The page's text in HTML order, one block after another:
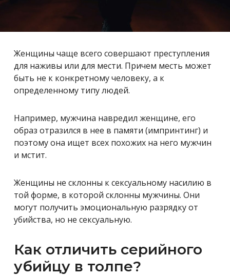
Женщины чаще всего совершают преступления
для наживы или для мести. Причем месть может
быть не к конкретному человеку, а к
определенному типу людей.
Например, мужчина навредил женщине, его
образ отразился в нее в памяти (импринтинг) и
поэтому она ищет всех похожих на него мужчин
и мстит.
Женщины не склонны к сексуальному насилию в
той форме, в которой склонны мужчины. Они
могут получить эмоциональную разрядку от
убийства, но не сексуальную.
Как отличить серийного
убийцу в толпе?